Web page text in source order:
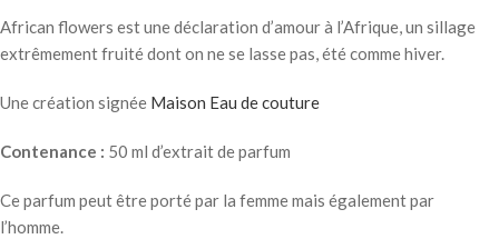
African flowers est une déclaration d’amour à l’Afrique, un sillage
extrêmement fruité dont on ne se lasse pas, été comme hiver.
Une création signée Maison Eau de couture
Contenance : 50 ml d’extrait de parfum
Ce parfum peut être porté par la femme mais également par
l’homme.